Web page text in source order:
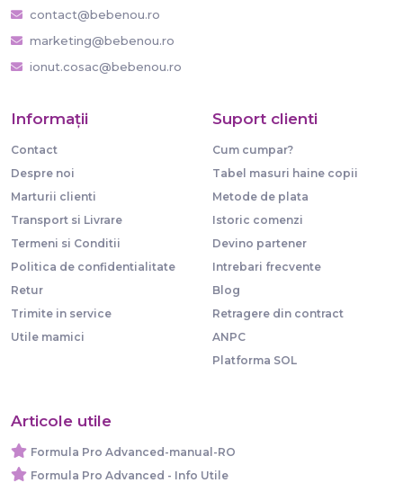
contact@bebenou.ro
marketing@bebenou.ro
ionut.cosac@bebenou.ro
Informaţii
Contact
Despre noi
Marturii clienti
Transport si Livrare
Termeni si Conditii
Politica de confidentialitate
Retur
Trimite in service
Utile mamici
Suport clienti
Cum cumpar?
Tabel masuri haine copii
Metode de plata
Istoric comenzi
Devino partener
Intrebari frecvente
Blog
Retragere din contract
ANPC
Platforma SOL
Articole utile
Formula Pro Advanced-manual-RO
Formula Pro Advanced - Info Utile